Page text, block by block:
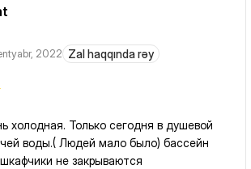
2022 Zal haqqında rəy
холодная. Только сегодня в душевой
воды.( Людей мало было) бассейн
не закрываются